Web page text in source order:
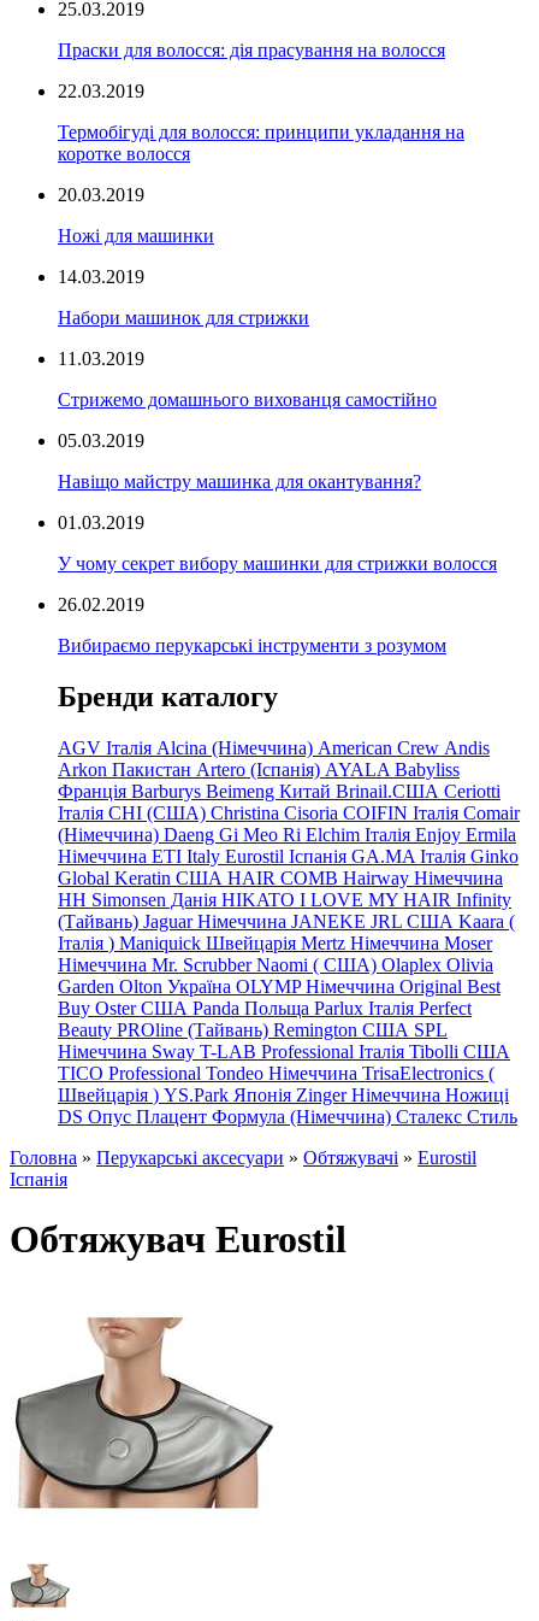
25.03.2019
Праски для волосся: дія прасування на волосся
22.03.2019
Термобігуді для волосся: принципи укладання на
коротке волосся
20.03.2019
Ножі для машинки
14.03.2019
Набори машинок для стрижки
11.03.2019
Стрижемо домашнього вихованця самостійно
05.03.2019
Навіщо майстру машинка для окантування?
01.03.2019
У чому секрет вибору машинки для стрижки волосся
26.02.2019
Вибираємо перукарські інструменти з розумом
Бренди каталогу
AGV Італія Alcina (Німеччина) American Crew Andis
Arkon Пакистан Artero (Іспанія) AYALA Babyliss
Франція Barburys Beimeng Китай Brinail.США Ceriotti
Італія CHI (США) Christina Cisoria COIFIN Італія Comair
(Німеччина) Daeng Gi Meo Ri Elchim Італія Enjoy Ermila
Німеччина ETI Italy Eurostil Іспанія GA.MA Італія Ginko
Global Keratin США HAIR COMB Hairway Німеччина
HH Simonsen Данія HIKATO I LOVE MY HAIR Infinity
(Тайвань) Jaguar Німеччина JANEKE JRL США Kaara (
Італія ) Maniquick Швейцарія Mertz Німеччина Moser
Німеччина Mr. Scrubber Naomi ( США) Olaplex Olivia
Garden Olton Україна OLYMP Німеччина Original Best
Buy Oster США Panda Польща Parlux Італія Perfect
Beauty PROline (Тайвань) Remington США SPL
Німеччина Sway T-LAB Professional Італія Tibolli США
TICO Professional Tondeo Німеччина TrisaElectronics (
Швейцарія ) YS.Park Японія Zinger Німеччина Ножиці
DS Опус Плацент Формула (Німеччина) Сталекс Стиль
Головна » Перукарські аксесуари » Обтяжувачі » Eurostil
Іспанія
Обтяжувач Eurostil